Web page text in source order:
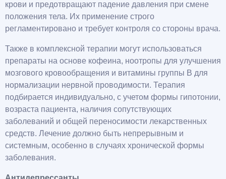
крови и предотвращают падение давления при смене
положения тела. Их применение строго
регламентировано и требует контроля со стороны врача.
Также в комплексной терапии могут использоваться
препараты на основе кофеина, ноотропы для улучшения
мозгового кровообращения и витамины группы B для
нормализации нервной проводимости. Терапия
подбирается индивидуально, с учетом формы гипотонии,
возраста пациента, наличия сопутствующих
заболеваний и общей переносимости лекарственных
средств. Лечение должно быть непрерывным и
системным, особенно в случаях хронической формы
заболевания.